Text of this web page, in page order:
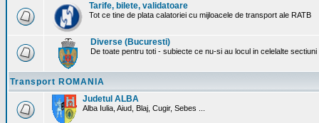
Tarife, bilete, validatoare
Tot ce tine de plata calatoriei cu mijloacele de transport ale RATB
Diverse (Bucuresti)
De toate pentru toti - subiecte ce nu-si au locul in celelalte
Transport ROMANIA
Judetul ALBA
Alba Iulia, Aiud, Blaj, Cugir, Sebes ...